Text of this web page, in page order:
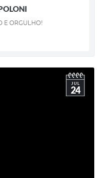
E ORGULHO!
JUL
24